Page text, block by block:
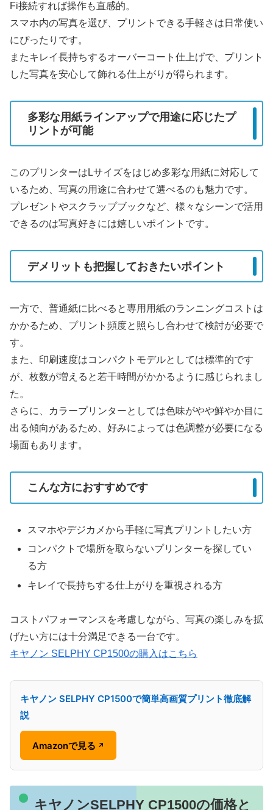
Fi接続すれば操作も直感的。
スマホ内の写真を選び、プリントできる手軽さは日常使い
にぴったりです。
またキレイ長持ちするオーバーコート仕上げで、プリント
した写真を安心して飾れる仕上がりが得られます。
多彩な用紙ラインアップで用途に応じたプ
リントが可能
このプリンターはLサイズをはじめ多彩な用紙に対応して
いるため、写真の用途に合わせて選べるのも魅力です。
プレゼントやスクラップブックなど、様々なシーンで活用
できるのは写真好きには嬉しいポイントです。
デメリットも把握しておきたいポイント
一方で、普通紙に比べると専用用紙のランニングコストは
かかるため、プリント頻度と照らし合わせて検討が必要で
す。
また、印刷速度はコンパクトモデルとしては標準的です
が、枚数が増えると若干時間がかかるように感じられまし
た。
さらに、カラープリンターとしては色味がやや鮮やか目に
出る傾向があるため、好みによっては色調整が必要になる
場面もあります。
こんな方におすすめです
スマホやデジカメから手軽に写真プリントしたい方
コンパクトで場所を取らないプリンターを探してい
る方
キレイで長持ちする仕上がりを重視される方
コストパフォーマンスを考慮しながら、写真の楽しみを拡
げたい方には十分満足できる一台です。
キヤノン SELPHY CP1500の購入はこちら
キヤノン SELPHY CP1500で簡単高画質プリント徹底解
説
Amazonで見る ↗
キヤノンSELPHY CP1500の価格と